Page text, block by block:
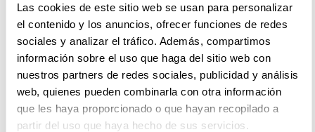
Las cookies de este sitio web se usan para personalizar
el contenido y los anuncios, ofrecer funciones de redes
sociales y analizar el tráfico. Además, compartimos
información sobre el uso que haga del sitio web con
nuestros partners de redes sociales, publicidad y análisis
web, quienes pueden combinarla con otra información
que les haya proporcionado o que hayan recopilado a
partir del uso que haya hecho de sus servicios.